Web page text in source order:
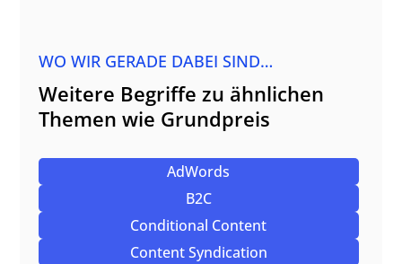
WO WIR GERADE DABEI SIND…
Weitere Begriffe zu ähnlichen
Themen wie Grundpreis
AdWords
B2C
Conditional Content
Content Syndication